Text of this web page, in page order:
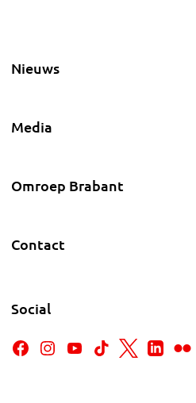
Nieuws
Media
Omroep Brabant
Contact
Social